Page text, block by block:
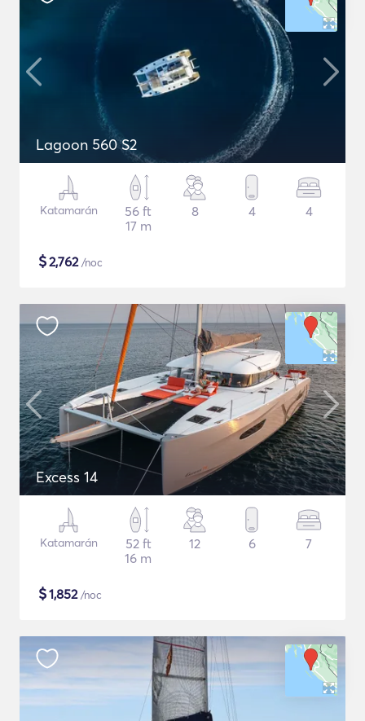
Lagoon 560 S2
Katamarán
56 ft
17 m
8 4 4
$2,762/noc
Excess 14
Katamarán
52 ft
16 m
12 6 7
$1,852/noc